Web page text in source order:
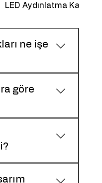
LED Aydınlatma
ne işe
kalitesini
göre
estetik bir
uygundur.